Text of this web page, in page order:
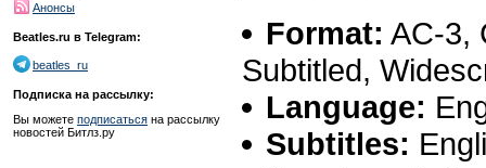
Анонсы
Beatles.ru в Telegram:
beatles_ru
Подписка на рассылку:
Вы можете подписаться на рассылку
новостей Битлз.ру
Format: AC-3,
Subtitled,
Language:
Subtitles: